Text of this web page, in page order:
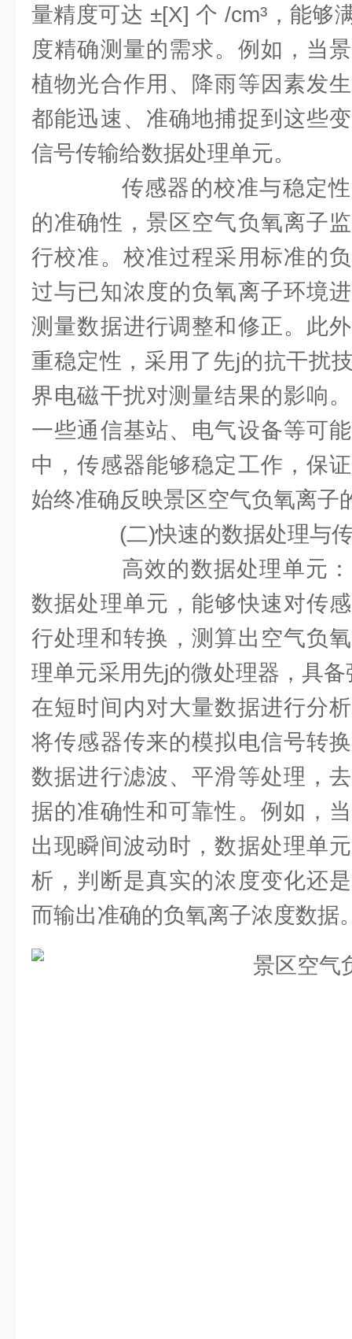
量精度可达 ±[X] 个 /cm³，能够
度精确测量的需求。例如，当
植物光合作用、降雨等因素发
都能迅速、准确地捕捉到这些
信号传输给数据处理单元。
传感器的校准与稳定性
的准确性，景区空气负氧离子
行校准。校准过程采用标准的
过与已知浓度的负氧离子环境
测量数据进行调整和修正。此
重稳定性，采用了先j的抗干扰
界电磁干扰对测量结果的影响
一些通信基站、电气设备等可
中，传感器能够稳定工作，保
始终准确反映景区空气负氧离子
(二)快速的数据处理与
高效的数据处理单元：
数据处理单元，能够快速对传
行处理和转换，测算出空气负
理单元采用先j的微处理器，具
在短时间内对大量数据进行分
将传感器传来的模拟电信号转
数据进行滤波、平滑等处理，
据的准确性和可靠性。例如，
出现瞬间波动时，数据处理单
析，判断是真实的浓度变化还
而输出准确的负氧离子浓度数据